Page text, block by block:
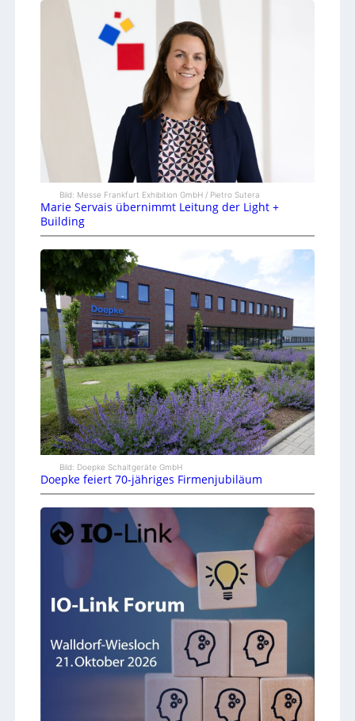
Bild: Messe Frankfurt Exhibition GmbH / Pietro Sutera
Marie Servais übernimmt Leitung der Light +
Building
Bild: Doepke Schaltgeräte GmbH
Doepke feiert 70-jähriges Firmenjubiläum